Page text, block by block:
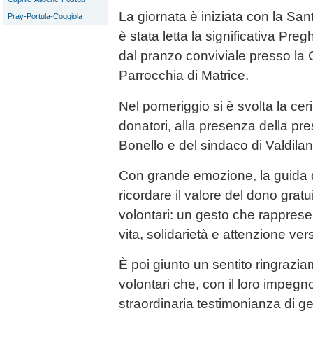
Pray-Portula-Coggiola
La giornata è iniziata con la
è stata letta la significativa
dal pranzo conviviale presso la
Parrocchia di Matrice.
Nel pomeriggio si è svolta la
donatori, alla presenza della
Bonello e del sindaco di
Con grande emozione, la guida
ricordare il valore del dono
volontari: un gesto che
vita, solidarietà e attenzione
È poi giunto un sentito
volontari che, con il loro
straordinaria testimonianza di